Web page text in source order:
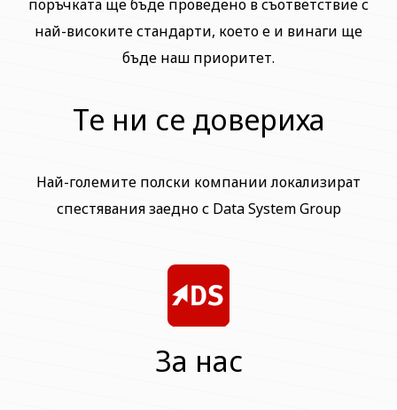
поръчката ще бъде проведено в съответствие с
най-високите стандарти, което е и винаги ще
бъде наш приоритет.
Те ни се довериха
Най-големите полски компании локализират
спестявания заедно с Data System Group
За нас